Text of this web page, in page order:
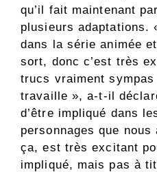
qu’il fait maintenant
plusieurs adaptations.
dans la série animée
sort, donc c’est très
trucs vraiment
travaille », a-t-il
d’être impliqué dans
personnages que
ça, est très excitant
impliqué, mais pas à